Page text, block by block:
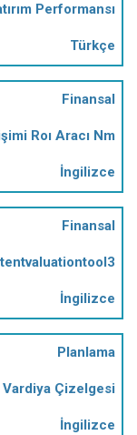
Performansı
Türkçe
Finansal
Roı Aracı Nm
İngilizce
Finansal
İngilizce
Planlama
Çizelgesi
İngilizce